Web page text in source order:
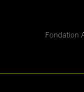
Fondation